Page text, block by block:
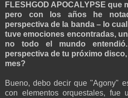
FLESHGOD APOCALYPSE que
pero con los años he
perspectiva de la banda – lo
tuve emociones encontradas,
no todo el mundo
perspectiva de tu próximo
mes?
Bueno, debo decir que "Agony"
con elementos orquestales, fue